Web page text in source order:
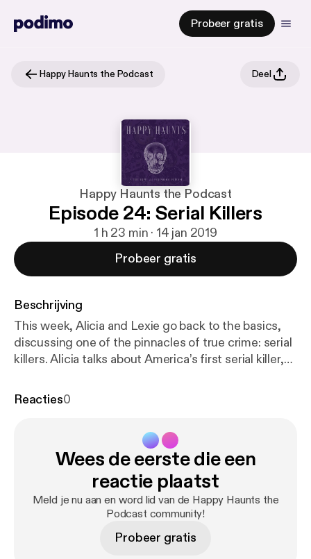
Probeer gratis
Happy Haunts the Podcast Deel
Happy Haunts the Podcast
Episode 24: Serial Killers
1 h 23 min · 14 jan 2019
Probeer gratis
Beschrijving
This week, Alicia and Lexie go back to the basics,
discussing one of the pinnacles of true crime: serial
killers. Alicia talks about America’s first serial killer,
who may still be out there. Remember to lock your
https://www.history.com/news/the-zodiac-kill
er-a-timeline
Reacties0
Wees de eerste die een
reactie plaatst
Meld je nu aan en word lid van de Happy Haunts the
Podcast community!
Probeer gratis